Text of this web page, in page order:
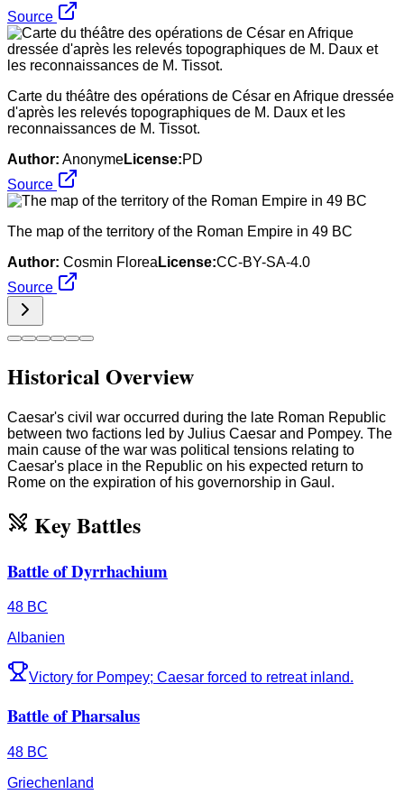
Source
Carte du théâtre des opérations de César en Afrique dressée
d'après les relevés topographiques de M. Daux et les
reconnaissances de M. Tissot.
Author: AnonymeLicense:PD
Source
The map of the territory of the Roman Empire in 49 BC
Author: Cosmin Florea License:CC-BY-SA-4.0
Source
Historical Overview
Caesar's civil war occurred during the late Roman Republic
between two factions led by Julius Caesar and Pompey. The
main cause of the war was political tensions relating to
Caesar's place in the Republic on his expected return to
Rome on the expiration of his governorship in Gaul.
Key Battles
Battle of Dyrrhachium
48 BC
Albanien
Victory for Pompey; Caesar forced to retreat inland.
Battle of Pharsalus
48 BC
Griechenland